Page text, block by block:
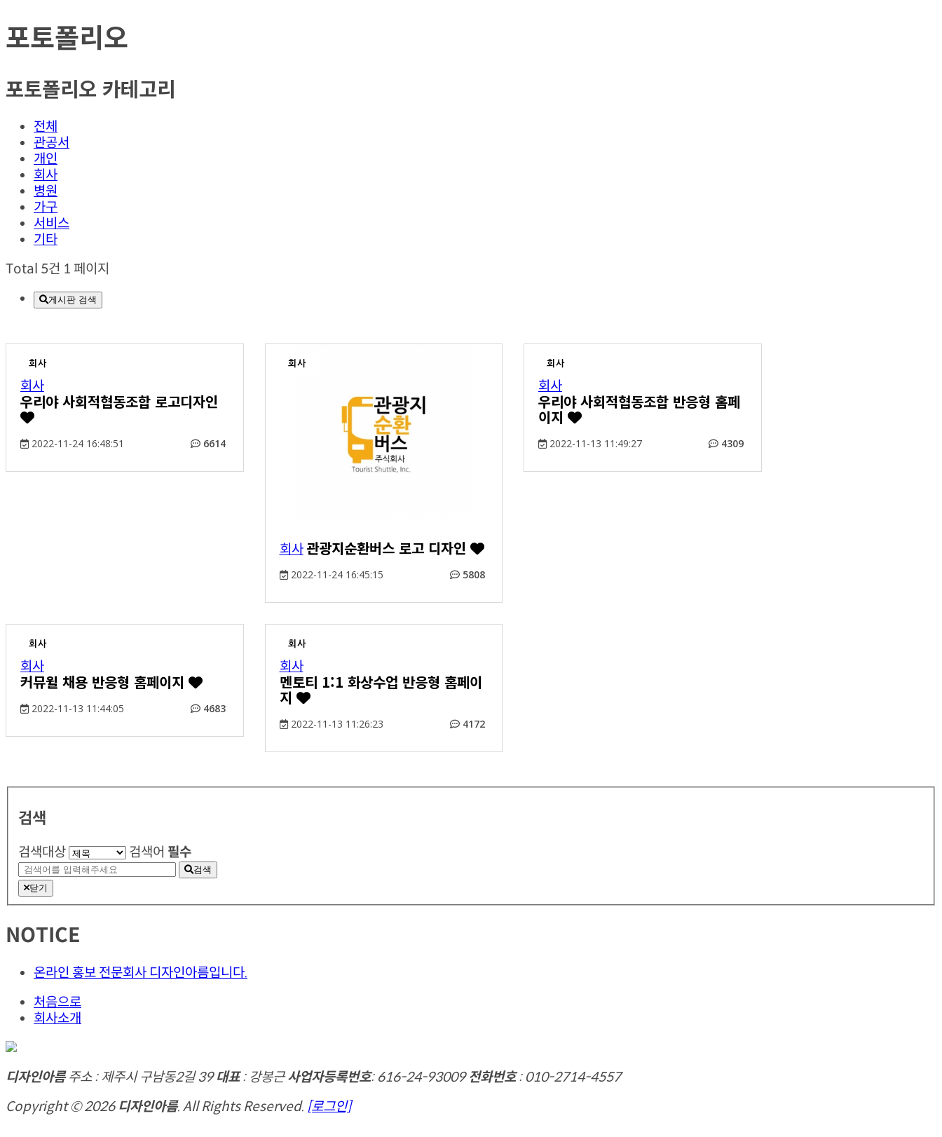
포토폴리오
포토폴리오 카테고리
전체
관공서
개인
회사
병원
가구
서비스
기타
Total 5건 1 페이지
게시판 검색
회사
회사
우리야 사회적협동조합 로고디자인
2022-11-24 16:48:51 6614
회사
회사 관광지순환버스 로고 디자인
2022-11-24 16:45:15 5808
회사
회사
우리야 사회적협동조합 반응형 홈페
이지
2022-11-13 11:49:27 4309
회사
회사
커뮤윌 채용 반응형 홈페이지
2022-11-13 11:44:05 4683
회사
회사
멘토티 1:1 화상수업 반응형 홈페이
지
2022-11-13 11:26:23 4172
검색
검색대상 검색어 필수
검색
닫기
NOTICE
온라인 홍보 전문회사 디자인아름입니다.
처음으로
회사소개
디자인아름주소 : 제주시 구남동2길 39대표: 강봉근사업자등록번호: 616-24-93009전화번호: 010-2714-4557
Copyright © 2026 디자인아름. All Rights Reserved. [로그인]